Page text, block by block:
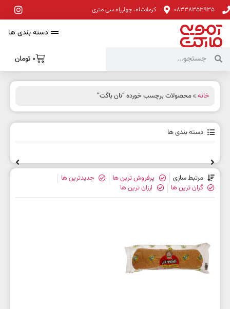
08338353935 کرمانشاه، چهارراه سی متری
دسته بندی ها
0 تومان
خانه » محصولات برچسب خورده “نان باگت”
دسته بندی ها
مرتبط سازی پرفروش ترین ها
جدیدترین ها
گران ترین ها
ارزان ترین ها